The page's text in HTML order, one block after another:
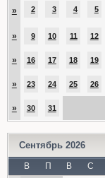
» 2 3 4 5
» 9 10 11 12
» 16 17 18 19
» 23 24 25 26
» 30 31
Сентябрь 2026
В П В С